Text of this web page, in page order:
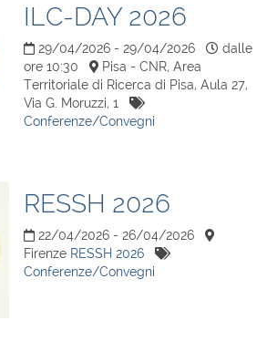
ILC-DAY 2026
29/04/2026 - 29/04/2026
dalle
ore 10:30
Pisa - CNR, Area
Territoriale di Ricerca di Pisa, Aula 27,
Via G. Moruzzi, 1
Conferenze/Convegni
RESSH 2026
22/04/2026 - 26/04/2026
Firenze RESSH 2026
Conferenze/Convegni